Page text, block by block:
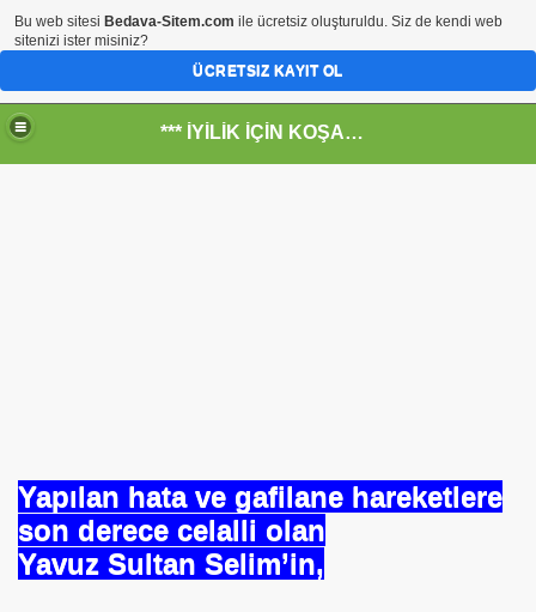
*** İYİLİK İÇİN KOŞANLARIN YERİ***
Yapılan hata ve gafilane hareketlere
son derece celalli olan
Yavuz Sultan Selim’in,
- HİDROJEN ENERJİ MRK *NASIL ENGELLENDİ* !!!
Bu web sitesi Bedava-Sitem.com ile ücretsiz oluşturuldu. Siz de kendi web
sitenizi ister misiniz?
ÜCRETSIZ KAYIT OL